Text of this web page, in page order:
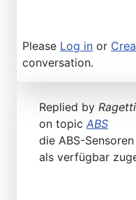
Please Log in or
conversation.
Replied by Ragetti
on topic ABS
die ABS-
als verfügbar